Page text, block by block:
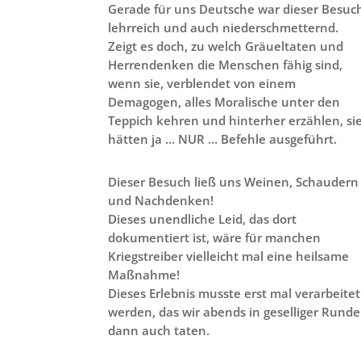
Gerade für uns Deutsche war dieser
lehrreich und auch niederschmetternd.
Zeigt es doch, zu welch Gräueltaten und
Herrendenken die Menschen fähig sind,
wenn sie, verblendet von einem
Demagogen, alles Moralische unter den
Teppich kehren und hinterher erzählen,
hätten ja … NUR … Befehle ausgeführt.
Dieser Besuch ließ uns Weinen, Schaudern
und Nachdenken!
Dieses unendliche Leid, das dort
dokumentiert ist, wäre für manchen
Kriegstreiber vielleicht mal eine heilsame
Maßnahme!
Dieses Erlebnis musste erst mal verarbeitet
werden, das wir abends in geselliger Runde
dann auch taten.